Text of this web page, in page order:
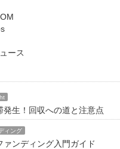
ース
発生！回収への道と注意点
ィング
ァンディング入門ガイド